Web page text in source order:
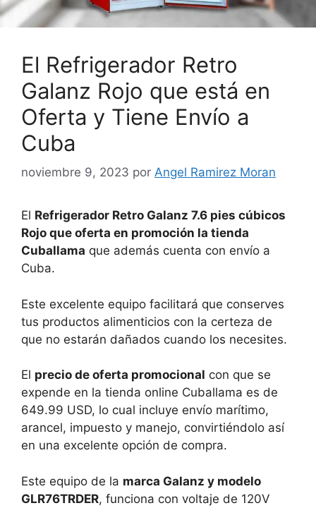
El Refrigerador Retro
Galanz Rojo que está en
Oferta y Tiene Envío a
Cuba
noviembre 9, 2023 por Angel Ramirez Moran
El Refrigerador Retro Galanz 7.6 pies cúbicos
Rojo que oferta en promoción la tienda
Cuballama que además cuenta con envío a
Cuba.
Este excelente equipo facilitará que conserves
tus productos alimenticios con la certeza de
que no estarán dañados cuando los necesites.
El precio de oferta promocional con que se
expende en la tienda online Cuballama es de
649.99 USD, lo cual incluye envío marítimo,
arancel, impuesto y manejo, convirtiéndolo así
en una excelente opción de compra.
Este equipo de la marca Galanz y modelo
GLR76TRDER, funciona con voltaje de 120V